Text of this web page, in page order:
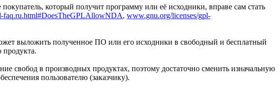
который получит программу или её исходники, вправе сам стать
faq.ru.html#DoesTheGPLAllowNDA, www.gnu.org/licenses/gpl-
выложить полученное ПО или его исходники в свободный и бесплатный
продукта.
свобод в производных продуктах, поэтому достаточно сменить изначальную
пользователю (заказчику).